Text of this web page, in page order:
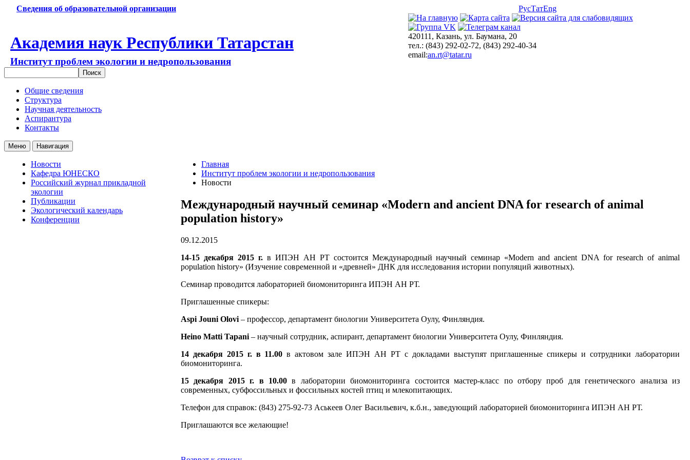
Сведения об образовательной организации РусТатEng
Академия наук Республики Татарстан
Институт проблем экологии и недропользования
420111, Казань, ул. Баумана, 20
тел.: (843) 292-02-72, (843) 292-40-34
email:an.rt@tatar.ru
Общие сведения
Структура
Научная деятельность
Аспирантура
Контакты
Меню Навигация
Новости
Кафедра ЮНЕСКО
Российский журнал прикладной
экологии
Публикации
Экологический календарь
Конференции
Главная
Институт проблем экологии и недропользования
Новости
Международный научный семинар «Modern and ancient DNA for research of animal
population history»
09.12.2015
14-15 декабря 2015 г.в ИПЭН АН РТ состоится Международный научный семинар «Modern and ancient DNA for research of animal
population history» (Изучение современной и «древней» ДНК для исследования истории популяций животных).
Семинар проводится лабораторией биомониторинга ИПЭН АН РТ.
Приглашенные спикеры:
Aspi Jouni Olovi – профессор, департамент биологии Университета Оулу, Финляндия.
Heino Matti Tapani – научный сотрудник, аспирант, департамент биологии Университета Оулу, Финляндия.
14 декабря 2015 г. в 11.00 в актовом зале ИПЭН АН РТ с докладами выступят приглашенные спикеры и сотрудники лаборатории
биомониторинга.
15 декабря 2015 г. в 10.00 в лаборатории биомониторинга состоится мастер-класс по отбору проб для генетического анализа из
современных, субфоссильных и фоссильных костей птиц и млекопитающих.
Телефон для справок: (843) 275-92-73 Аськеев Олег Васильевич, к.б.н., заведующий лабораторией биомониторинга ИПЭН АН РТ.
Приглашаются все желающие!